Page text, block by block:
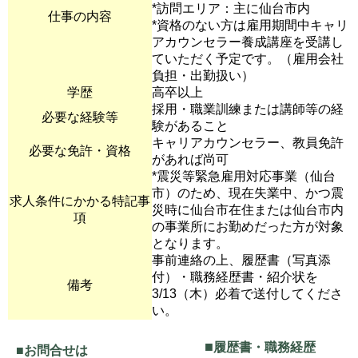
仕事の内容
*訪問エリア：主に仙台市内
*資格のない方は雇用期間中キャリ
アカウンセラー養成講座を受講し
ていただく予定です。（雇用会社
負担・出勤扱い）
学歴
高卒以上
必要な経験等
採用・職業訓練または講師等の経
験があること
必要な免許・資格
キャリアカウンセラー、教員免許
があれば尚可
求人条件にかかる特記事
項
*震災等緊急雇用対応事業（仙台
市）のため、現在失業中、かつ震
災時に仙台市在住または仙台市内
の事業所にお勤めだった方が対象
となります。
備考
事前連絡の上、履歴書（写真添
付）・職務経歴書・紹介状を
3/13（木）必着で送付してくださ
い。
■お問合せは ■履歴書・職務経歴